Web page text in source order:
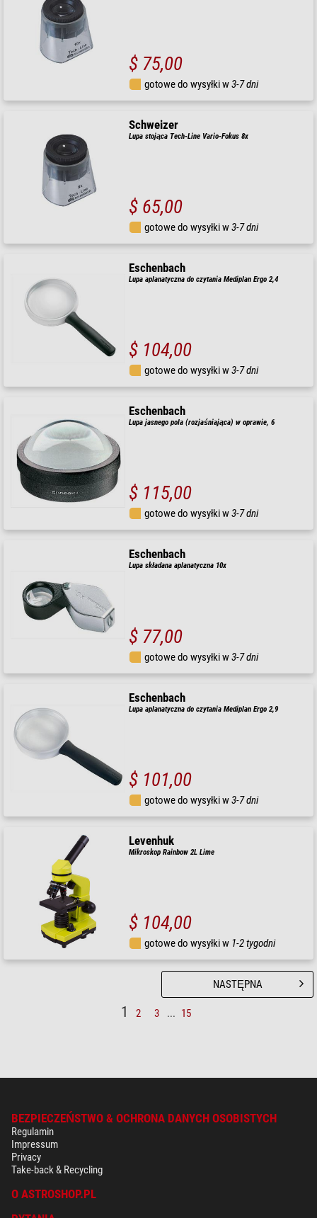
$ 75,00
gotowe do wysyłki w3-7 dni
Schweizer
Lupa stojąca Tech-Line Vario-Fokus 8x
$ 65,00
gotowe do wysyłki w3-7 dni
Eschenbach
Lupa aplanatyczna do czytania Mediplan Ergo 2,4
$ 104,00
gotowe do wysyłki w3-7 dni
Eschenbach
Lupa jasnego pola (rozjaśniająca) w oprawie, 6
$ 115,00
gotowe do wysyłki w3-7 dni
Eschenbach
Lupa składana aplanatyczna 10x
$ 77,00
gotowe do wysyłki w3-7 dni
Eschenbach
Lupa aplanatyczna do czytania Mediplan Ergo 2,9
$ 101,00
gotowe do wysyłki w3-7 dni
Levenhuk
Mikroskop Rainbow 2L Lime
$ 104,00
gotowe do wysyłki w 1-2 tygodni
1 2 3 ... 15
NASTĘPNA
BEZPIECZEŃSTWO & OCHRONA DANYCH OSOBISTYCH
Regulamin
Impressum
Privacy
Take-back & Recycling
O ASTROSHOP.PL